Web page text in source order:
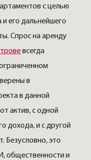
с целью
его дальнейшего
Спрос на аренду
всегда
в
в данной
актив, с одной
дохода, и с другой
Безусловно, это
общественности и